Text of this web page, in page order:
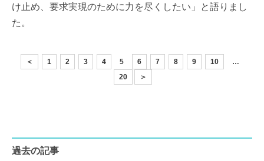
け止め、要求実現のために力を尽くしたい」と語りまし
た。
＜ 1 2 3 4 5 6 7 8 9 10
…
20
＞
過去の記事